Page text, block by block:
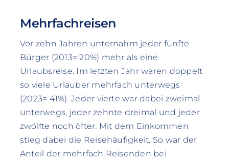
Mehrfachreisen
Vor zehn Jahren unternahm jeder fünfte
Bürger (2013= 20%) mehr als eine
Urlaubsreise. Im letzten Jahr waren doppelt
so viele Urlauber mehrfach unterwegs
(2023= 41%). Jeder vierte war dabei zweimal
unterwegs, jeder zehnte dreimal und jeder
zwölfte noch öfter. Mit dem Einkommen
stieg dabei die Reisehäufigkeit. So war der
Anteil der mehrfach Reisenden bei